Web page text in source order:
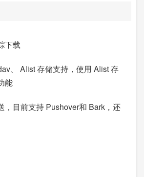
下载
、 Alist 存储支持，使用 Alist 存
能
，目前支持 Pushover和 Bark，还